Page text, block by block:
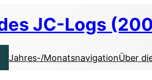
JC-Logs
Jahres-/MonatsnavigationÜber